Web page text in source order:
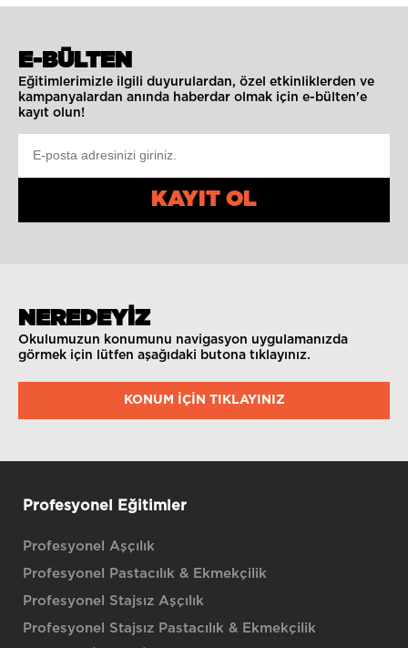
E-BÜLTEN
Eğitimlerimizle ilgili duyurulardan, özel etkinliklerden ve
kampanyalardan anında haberdar olmak için e-bülten'e
kayıt olun!
KAYIT OL
NEREDEYİZ
Okulumuzun konumunu navigasyon uygulamanızda
görmek için lütfen aşağıdaki butona tıklayınız.
KONUM IÇIN TIKLAYINIZ
Profesyonel Eğitimler
Profesyonel Aşçılık
Profesyonel Pastacılık & Ekmekçilik
Profesyonel Stajsız Aşçılık
Profesyonel Stajsız Pastacılık & Ekmekçilik